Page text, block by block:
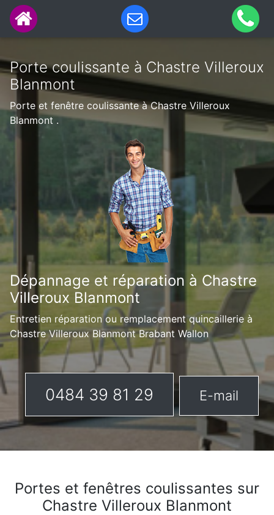
Porte coulissante à Chastre Villeroux
Blanmont
Porte et fenêtre coulissante à Chastre Villeroux
Blanmont .
Dépannage et réparation à Chastre
Villeroux Blanmont
Entretien réparation ou remplacement quincaillerie à
Chastre Villeroux Blanmont Brabant Wallon
0484 39 81 29 E-mail
Portes et fenêtres coulissantes sur
Chastre Villeroux Blanmont